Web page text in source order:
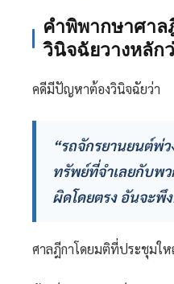
คำพิพากษาศา
วินิจฉัยวางหลัก
คดีมีปัญหาต้องวินิจฉัยว่า
“รถจักรยานยนต์พ่
ทรัพย์ที่จำเลยกับพว
ผิดโดยตรง อันจะพึ
ศาลฎีกาโดยมติที่ประชุมใ